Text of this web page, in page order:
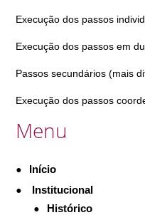
Execução dos passos
Execução dos passos em
Passos secundários (mais
Execução dos passos
Menu
Início
Institucional
Histórico